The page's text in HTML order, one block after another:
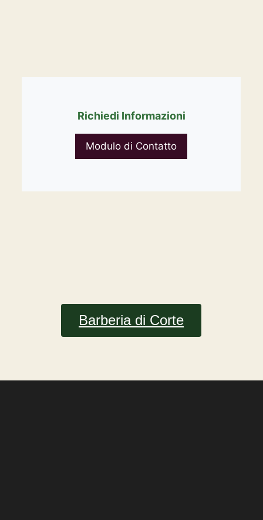
Richiedi Informazioni
Modulo di Contatto
Barberia di Corte